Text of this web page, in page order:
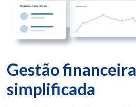
Gestão financeira
simplificada